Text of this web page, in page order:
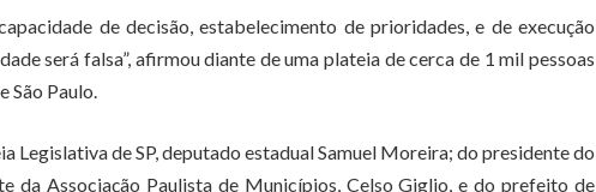
de decisão, estabelecimento de prioridades, e de execução
será falsa”, afirmou diante de uma plateia de cerca de 1 mil pessoas
São Paulo.
Legislativa de SP, deputado estadual Samuel Moreira; do presidente do
da Associação Paulista de Municípios, Celso Giglio, e do prefeito de